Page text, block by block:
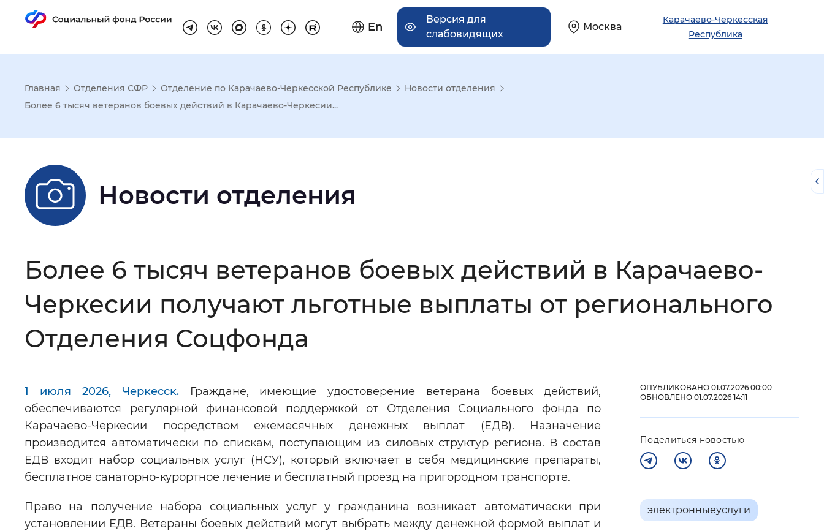
En
Версия для
слабовидящих
Москва
Карачаево-Черкесская
Республика
Настройка режима отображения
Шрифт: Без засечек С засечками
Увеличенный Большой
Цвет сайта: Монохромный Инверсивный монохромный Синий фон
Звуковой ассистент: Воспроизвести Остановить Повторить
Вернуть стандартные настройки
Главная Отделения СФР Отделение по Карачаево-Черкесской Республике
Новости отделения
Более 6 тысяч ветеранов боевых действий в Карачаево-Черкесии...
Новости отделения
Более 6 тысяч ветеранов боевых действий в Карачаево-
Черкесии получают льготные выплаты от регионального
Отделения Соцфонда
1 июля 2026, Черкесск.Граждане, имеющие удостоверение ветерана боевых действий,
обеспечиваются регулярной финансовой поддержкой от Отделения Социального фонда по
Карачаево-Черкесии посредством ежемесячных денежных выплат (ЕДВ). Назначение
производится автоматически по спискам, поступающим из силовых структур региона. В состав
ЕДВ входит набор социальных услуг (НСУ), который включает в себя медицинские препараты,
бесплатное санаторно-курортное лечение и бесплатный проезд на пригородном транспорте.
Право на получение набора социальных услуг у гражданина возникает автоматически при
установлении ЕДВ. Ветераны боевых действий могут выбрать между денежной формой выплат и
ОПУБЛИКОВАНО 01.07.2026 00:00
ОБНОВЛЕНО 01.07.2026 14:11
Поделиться новостью
электронныеуслуги